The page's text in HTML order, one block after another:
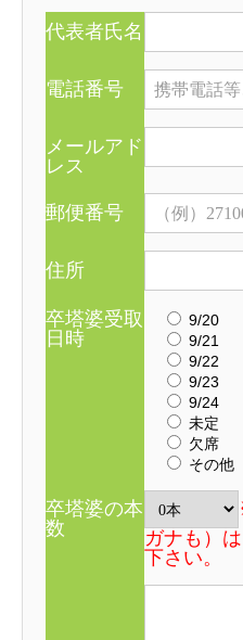
代表者氏名
電話番号
メールアド
レス
郵便番号
住所
卒塔婆受取
日時
9/20
9/21
9/22
9/23
9/24
未定
欠席
その他
卒塔婆の本
数
ガナも）
下さい。